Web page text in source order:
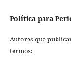
Política para
Autores que
termos: